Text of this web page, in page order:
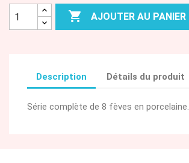
 AJOUTER AU PANIER
Description Détails du produit
Série complète de 8 fèves en porcelaine.